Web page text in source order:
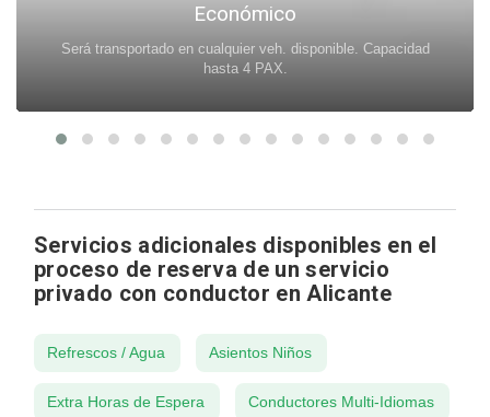
Económico
Será transportado en cualquier veh. disponible. Capacidad
hasta 4 PAX.
Servicios adicionales disponibles en el
proceso de reserva de un servicio
privado con conductor en Alicante
Refrescos / Agua Asientos Niños
Extra Horas de Espera Conductores Multi-Idiomas